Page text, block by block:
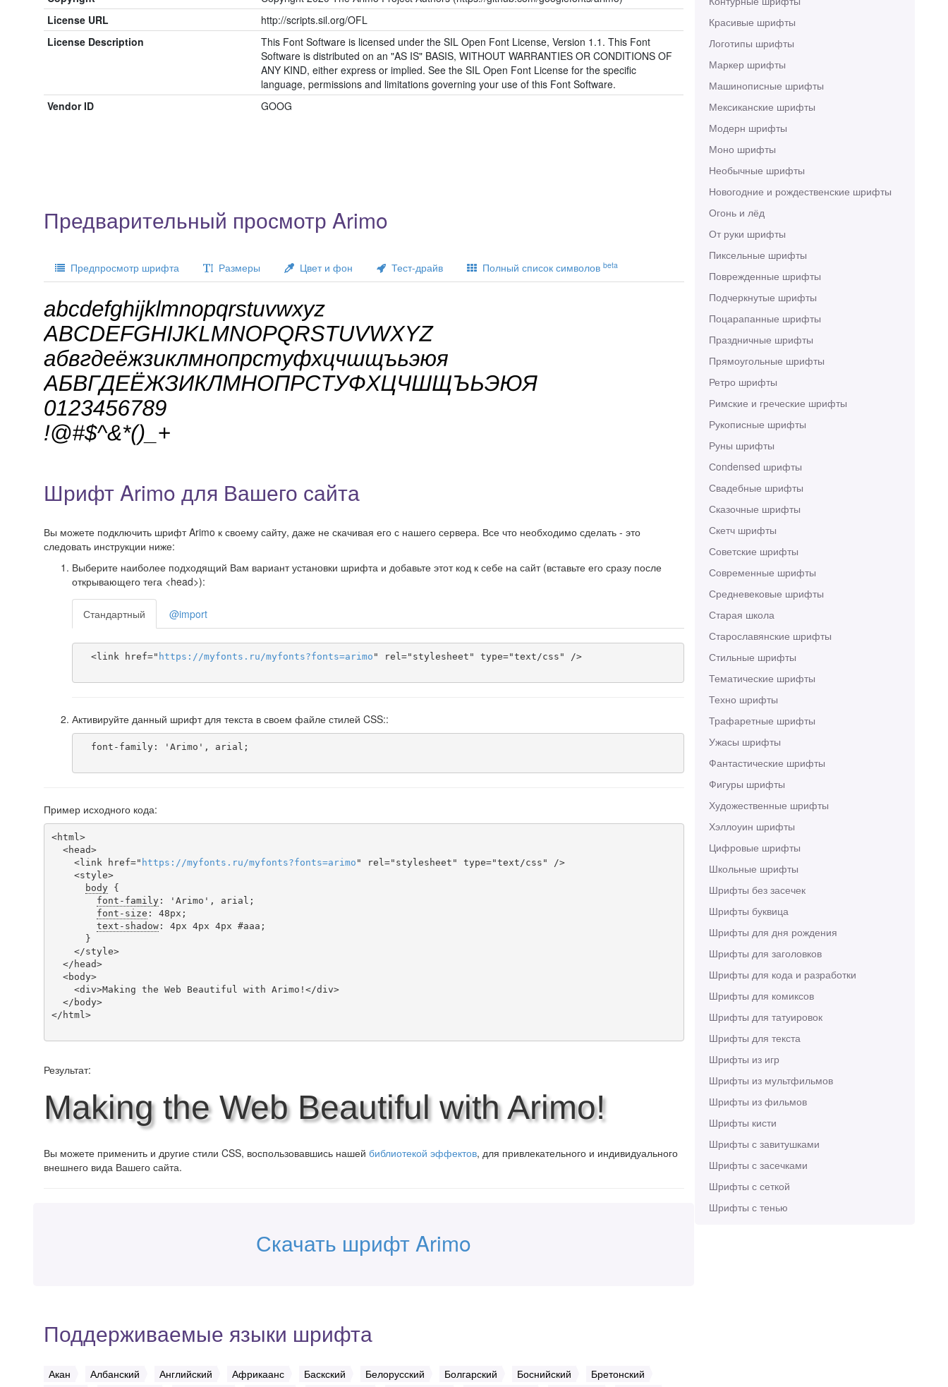
Красивые шрифты
Логотипы шрифты
Маркер шрифты
Машинописные шрифты
Мексиканские шрифты
Модерн шрифты
Моно шрифты
Необычные шрифты
Новогодние и рождественские шрифты
Огонь и лёд
От руки шрифты
Пиксельные шрифты
Поврежденные шрифты
Подчеркнутые шрифты
Поцарапанные шрифты
Праздничные шрифты
Прямоугольные шрифты
Ретро шрифты
Римские и греческие шрифты
Рукописные шрифты
Руны шрифты
Сondensed шрифты
Свадебные шрифты
Сказочные шрифты
Скетч шрифты
Советские шрифты
Современные шрифты
Средневековые шрифты
Старая школа
Старославянские шрифты
Стильные шрифты
Тематические шрифты
Техно шрифты
Трафаретные шрифты
Ужасы шрифты
Фантастические шрифты
Фигуры шрифты
Художественные шрифты
Хэллоуин шрифты
Цифровые шрифты
Школьные шрифты
Шрифты без засечек
Шрифты буквица
Шрифты для дня рождения
Шрифты для заголовков
Шрифты для кода и разработки
Шрифты для комиксов
Шрифты для татуировок
Шрифты для текста
Шрифты из игр
Шрифты из мультфильмов
Шрифты из фильмов
Шрифты кисти
Шрифты с завитушками
Шрифты с засечками
Шрифты с сеткой
Шрифты с тенью
License URL
http://scripts.sil.org/OFL
License Description
This Font Software is licensed under the SIL Open Font License, Version 1.1. This Font
Software is distributed on an "AS IS" BASIS, WITHOUT WARRANTIES OR CONDITIONS OF
ANY KIND, either express or implied. See the SIL Open Font License for the specific
language, permissions and limitations governing your use of this Font Software.
Vendor ID
GOOG
Предварительный просмотр Arimo
Предпросмотр шрифта Размеры Цвет и фон Тест-драйв Полный список символов beta
Шрифт Arimo для Вашего сайта
Вы можете подключить шрифт Arimo к своему сайту, даже не скачивая его с нашего сервера. Все что необходимо сделать - это
следовать инструкции ниже:
Выберите наиболее подходящий Вам вариант установки шрифта и добавьте этот код к себе на сайт (вставьте его сразу после
открывающего тега <head>):
Стандартный @import
  <link href="
https ://myfonts . ru /myfonts?fonts=arimo " rel="stylesheet" type="text/css" />
Активируйте данный шрифт для текста в своем файле стилей CSS::
Пример исходного кода:
<html>
    <link href="
https ://myfonts . ru /myfonts?fonts=arimo " rel="stylesheet" type="text/css" />
body {
font-family: 'Arimo', arial;
font-size : 48px;
text-shadow: 4px 4px 4px #aaa;
</html>
Результат:
Making the Web Beautiful with Arimo!
Вы можете применить и другие стили CSS, воспользовавшись нашей библиотекой эффектов, для привлекательного и индивидуального
внешнего вида Вашего сайта.
Скачать шрифт Arimo
Поддерживаемые языки шрифта
Акан Албанский Английский Африкаанс Баскский Белорусский Болгарский Боснийский
Бретонский